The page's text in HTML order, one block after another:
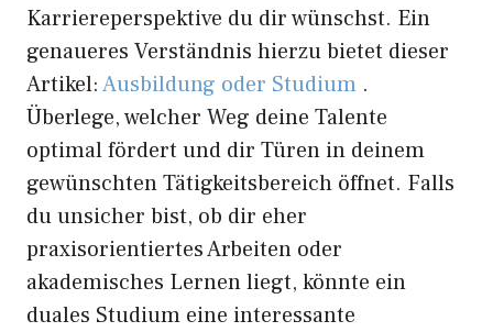
Karriereperspektive du dir wünschst. Ein
genaueres Verständnis hierzu bietet dieser
Artikel:Ausbildung oder Studium .
Überlege, welcher Weg deine Talente
optimal fördert und dir Türen in deinem
gewünschten Tätigkeitsbereich öffnet. Falls
du unsicher bist, ob dir eher
praxisorientiertes Arbeiten oder
akademisches Lernen liegt, könnte ein
duales Studium eine interessante